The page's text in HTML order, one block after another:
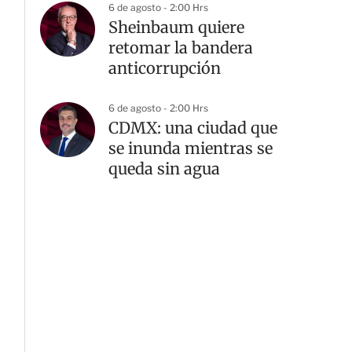
6 de agosto - 2:00 Hrs
Sheinbaum quiere
retomar la bandera
anticorrupción
6 de agosto - 2:00 Hrs
CDMX: una ciudad que
se inunda mientras se
queda sin agua